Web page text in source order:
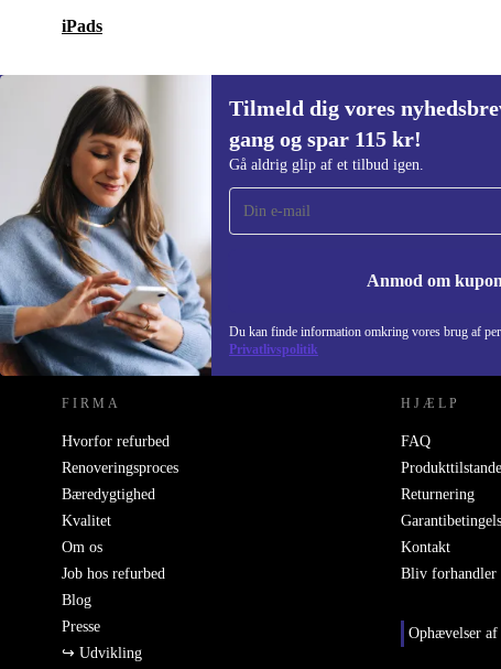
iPads
Tilmeld dig vores
gang og spar 115 kr!
Gå aldrig glip af et tilbud igen.
Anmod om kupon
Du kan finde information omkring vores brug af
Privatlivspolitik
Tilmeld dig vores nyhedsbrev for første
gang og spar 115 kr!
Gå aldrig glip af et tilbud igen.
REFURBED DANMARK - RETHINK NEW.
FIRMA
Hvorfor refurbed
Renoveringsproces
Bæredygtighed
Kvalitet
Om os
Job hos refurbed
Blog
Presse
↪ Udvikling
HJÆLP
FAQ
Produkttilstande
Returnering
Kontakt
Bliv forhandler
Ophævelser